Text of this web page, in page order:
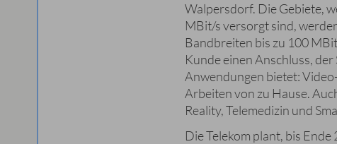
Walpersdorf. Die Gebiete,
MBit/s versorgt sind,
Bandbreiten bis zu 100
Kunde einen Anschluss,
Anwendungen bietet:
Arbeiten von zu Hause.
Reality, Telemedizin und
Die Telekom plant, bis